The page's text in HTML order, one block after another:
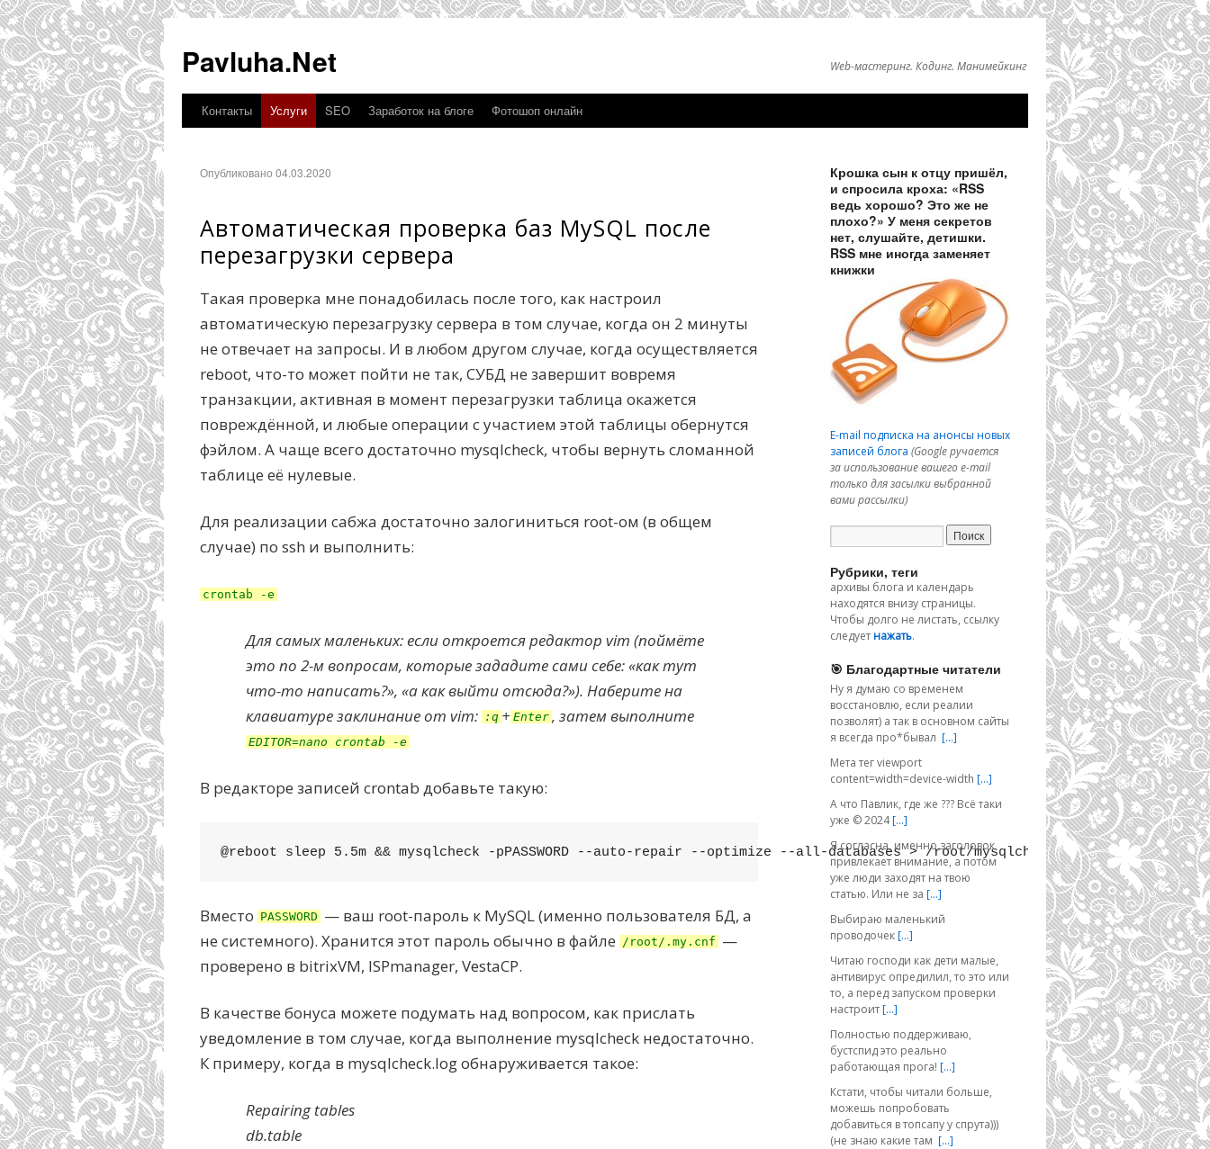
Pavluha.Net Web-мастеринг. Кодинг. Манимейкинг
Контакты Услуги SEO Заработок на блоге Фотошоп онлайн
Опубликовано 04.03.2020
Автоматическая проверка баз MySQL после
перезагрузки сервера
Такая проверка мне понадобилась после того, как настроил
автоматическую перезагрузку сервера в том случае, когда он 2 минуты
не отвечает на запросы. И в любом другом случае, когда осуществляется
reboot, что-то может пойти не так, СУБД не завершит вовремя
транзакции, активная в момент перезагрузки таблица окажется
повреждённой, и любые операции с участием этой таблицы обернутся
фэйлом. А чаще всего достаточно mysqlcheck, чтобы вернуть сломанной
таблице её нулевые.
Для реализации сабжа достаточно залогиниться root-ом (в общем
случае) по ssh и выполнить:
crontab -e
Для самых маленьких: если откроется редактор vim (поймёте
это по 2-м вопросам, которые зададите сами себе: «как тут
что-то написать?», «а как выйти отсюда?»). Наберите на
клавиатуре заклинание от vim: :q + Enter , затем выполните
EDITOR=nano crontab -e
В редакторе записей crontab добавьте такую:
@reboot sleep 5.5m && mysqlcheck -pPASSWORD --auto-repair --optimize --all-databases > /root/mysqlcheck.log 2>/dev/null
Вместо PASSWORD — ваш root-пароль к MySQL (именно пользователя БД, а
не системного). Хранится этот пароль обычно в файле /root/.my.cnf —
проверено в bitrixVM, ISPmanager, VestaCP.
В качестве бонуса можете подумать над вопросом, как прислать
уведомление в том случае, когда выполнение mysqlcheck недостаточно.
К примеру, когда в mysqlcheck.log обнаруживается такое:
Repairing tables
db.table
Крошка сын к отцу пришёл,
и спросила кроха: «RSS
ведь хорошо? Это же не
плохо?» У меня секретов
нет, слушайте, детишки.
RSS мне иногда заменяет
книжки
E-mail подписка на анонсы новых
записей блога (Google ручается
за использование вашего e-mail
только для засылки выбранной
вами рассылки)
Рубрики, теги
архивы блога и календарь
находятся внизу страницы.
Чтобы долго не листать, ссылку
следуетнажать.
🎯 Благодартные читатели
Ну я думаю со временем
восстановлю, если реалии
позволят) а так в основном сайты
я всегда про*бывал […]
Мета тег viewport
content=width=device-width […]
А что Павлик, где же ??? Всё таки
уже © 2024[…]
Я согласна, именно заголовок
привлекает внимание, а потом
уже люди заходят на твою
статью. Или не за […]
Выбираю маленький
проводочек[…]
Читаю господи как дети малые,
антивирус опредилил, то это или
то, а перед запуском проверки
настроит[…]
Полностью поддерживаю,
бустспид это реально
работающая прога! […]
Кстати, чтобы читали больше,
можешь попробовать
добавиться в топсапу у спрута)))
(не знаю какие там […]